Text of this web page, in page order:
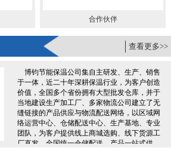
合作伙伴
查看更多>>
博钧节能保温公司集自主研发、生产、销售
于一体，近二十年深耕保温行业，为客户创造
价值，全国多个省份拥有大型批发仓库，并于
当地建设生产加工厂、多家物流公司建立了无
缝链接的产品供应与物流配送网络，以区域网
络运营中心、仓储配送中心、生产基地、专业
团队，为客户提供线上商城选购、线下货源工
厂直发、全国统一仓储配送、产品一站式供